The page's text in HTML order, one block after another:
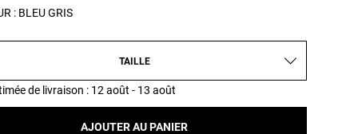
: BLEU GRIS
TAILLE
de livraison : 12 août - 13 août
AJOUTER AU PANIER